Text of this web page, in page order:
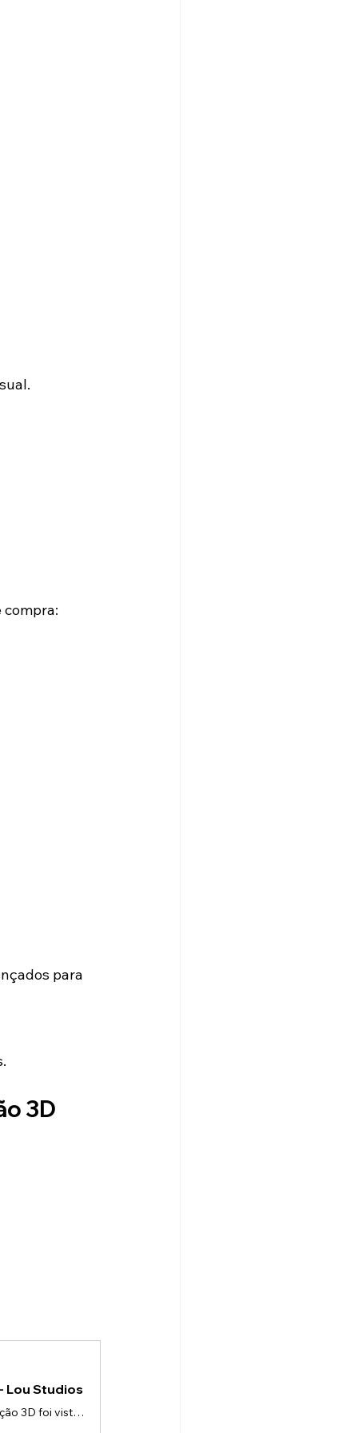
para
3D
Lou Studios
Por que a animação 3D deixou de ser “luxo”Durante muito tempo, a animação 3D foi vista como algo pontual — usada apenas em grandes campanhas ou lançamentos.Hoje, isso mudou.Empresas que vendem produtos técnicos ou industriais perceberam que o 3D resolve um dos maiores problemas do marketing:👉 explicar bem o produto.E quem explica melhor, vende mais.O erro mais comum ao usar vídeos 3DMuitas empresas investem em um único vídeo 3D e esperam resultados consistentes.Mas marketing não funciona assim.